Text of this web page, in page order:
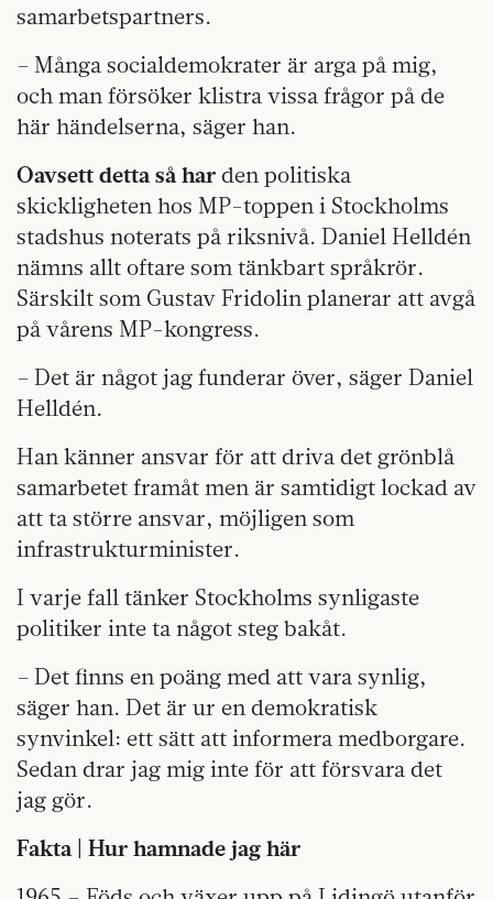
samarbetspartners.
– Många socialdemokrater är arga på mig,
och man försöker klistra vissa frågor på de
här händelserna, säger han.
Oavsett detta så har den politiska
skickligheten hos MP-toppen i Stockholms
stadshus noterats på riksnivå. Daniel Helldén
nämns allt oftare som tänkbart språkrör.
Särskilt som Gustav Fridolin planerar att avgå
på vårens MP-kongress.
– Det är något jag funderar över, säger Daniel
Helldén.
Han känner ansvar för att driva det grönblå
samarbetet framåt men är samtidigt lockad av
att ta större ansvar, möjligen som
infrastrukturminister.
I varje fall tänker Stockholms synligaste
politiker inte ta något steg bakåt.
– Det finns en poäng med att vara synlig,
säger han. Det är ur en demokratisk
synvinkel: ett sätt att informera medborgare.
Sedan drar jag mig inte för att försvara det
jag gör.
Fakta | Hur hamnade jag här